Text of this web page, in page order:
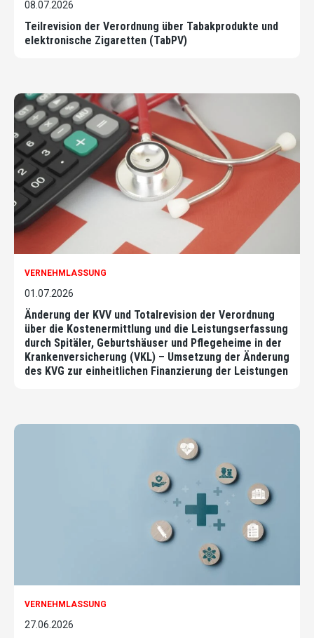
08.07.2026
Teilrevision der Verordnung über Tabakprodukte und
elektronische Zigaretten (TabPV)
VERNEHMLASSUNG
01.07.2026
Änderung der KVV und Totalrevision der Verordnung
über die Kostenermittlung und die Leistungserfassung
durch Spitäler, Geburtshäuser und Pflegeheime in der
Krankenversicherung (VKL) – Umsetzung der Änderung
des KVG zur einheitlichen Finanzierung der Leistungen
VERNEHMLASSUNG
27.06.2026